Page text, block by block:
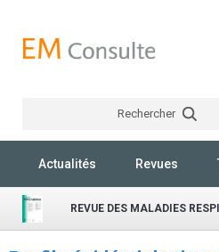
Rechercher
Actualités Revues
REVUE DES MALADIES